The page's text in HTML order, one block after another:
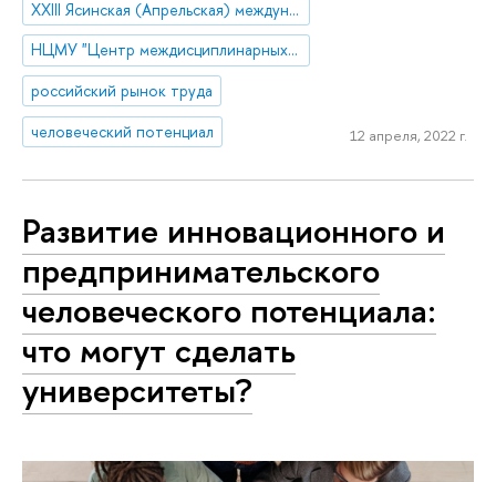
XXIII Ясинская (Апрельская) международная научная конференция
НЦМУ "Центр междисциплинарных исследований человеческого потенциала"
российский рынок труда
человеческий потенциал
12 апреля, 2022 г.
Развитие инновационного и
предпринимательского
человеческого потенциала:
что могут сделать
университеты?